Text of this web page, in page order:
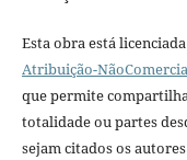
Esta obra está
Atribuição-
que permite
totalidade ou partes
sejam citados os